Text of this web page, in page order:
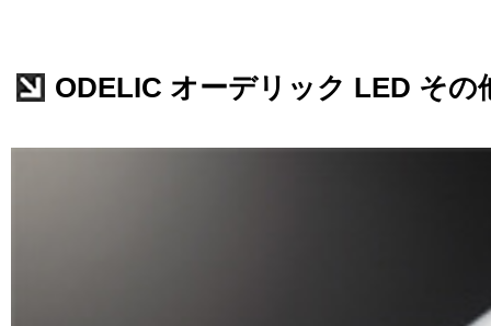
ODELIC オーデリック LED その